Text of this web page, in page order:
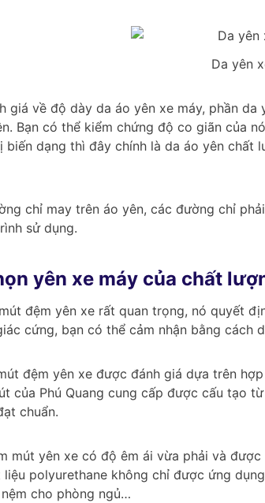
Da yên
giá về độ dày da áo yên xe máy, phần
Bạn có thể kiểm chứng độ co giãn của
biến dạng thì đây chính là da áo yên chất
chỉ may trên áo yên, các đường chỉ
sử dụng.
yên xe máy của chất
đệm yên xe rất quan trọng, nó quyết
cứng, bạn có thể cảm nhận bằng
đệm yên xe được đánh giá dựa trên
của Phú Quang cung cấp được cấu tạo
chuẩn.
mút yên xe có độ êm ái vừa phải và
polyurethane không chỉ được ứng
cho phòng ngủ…